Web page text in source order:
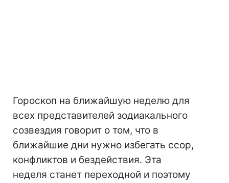
Гороскоп на ближайшую неделю для
всех представителей зодиакального
созвездия говорит о том, что в
ближайшие дни нужно избегать ссор,
конфликтов и бездействия. Эта
неделя станет переходной и поэтому